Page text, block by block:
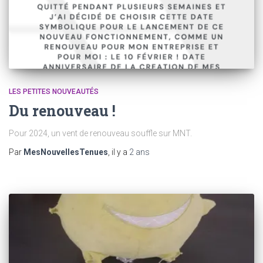
LES PETITES NOUVEAUTÉS
Du renouveau !
Pour 2024, un vent de renouveau souffle sur MNT.
Par MesNouvellesTenues , il y a 2 ans